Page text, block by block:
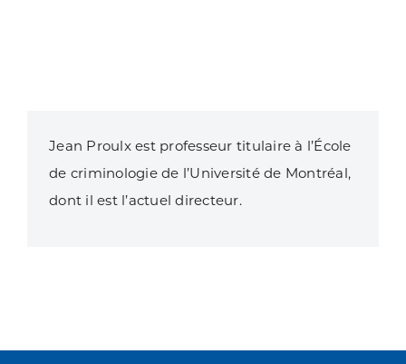
Jean Proulx est professeur titulaire à l’École
de criminologie de l’Université de Montréal,
dont il est l’actuel directeur.